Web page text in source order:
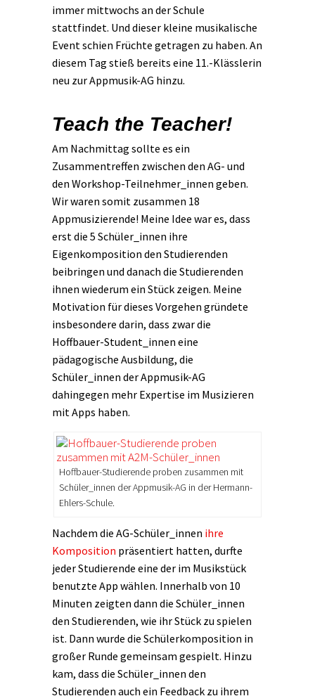
immer mittwochs an der Schule
stattfindet. Und dieser kleine musikalische
Event schien Früchte getragen zu haben. An
diesem Tag stieß bereits eine 11.-Klässlerin
neu zur Appmusik-AG hinzu.
Teach the Teacher!
Am Nachmittag sollte es ein
Zusammentreffen zwischen den AG- und
den Workshop-Teilnehmer_innen geben.
Wir waren somit zusammen 18
Appmusizierende! Meine Idee war es, dass
erst die 5 Schüler_innen ihre
Eigenkomposition den Studierenden
beibringen und danach die Studierenden
ihnen wiederum ein Stück zeigen. Meine
Motivation für dieses Vorgehen gründete
insbesondere darin, dass zwar die
Hoffbauer-Student_innen eine
pädagogische Ausbildung, die
Schüler_innen der Appmusik-AG
dahingegen mehr Expertise im Musizieren
mit Apps haben.
Hoffbauer-Studierende proben zusammen mit
Schüler_innen der Appmusik-AG in der Hermann-
Ehlers-Schule.
Nachdem die AG-Schüler_innen ihre
Komposition präsentiert hatten, durfte
jeder Studierende eine der im Musikstück
benutzte App wählen. Innerhalb von 10
Minuten zeigten dann die Schüler_innen
den Studierenden, wie ihr Stück zu spielen
ist. Dann wurde die Schülerkomposition in
großer Runde gemeinsam gespielt. Hinzu
kam, dass die Schüler_innen den
Studierenden auch ein Feedback zu ihrem